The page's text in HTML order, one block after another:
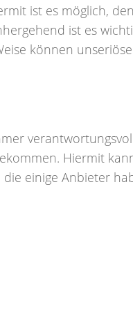
ist es möglich,
ist es
können
Hiermit
einige Anbieter